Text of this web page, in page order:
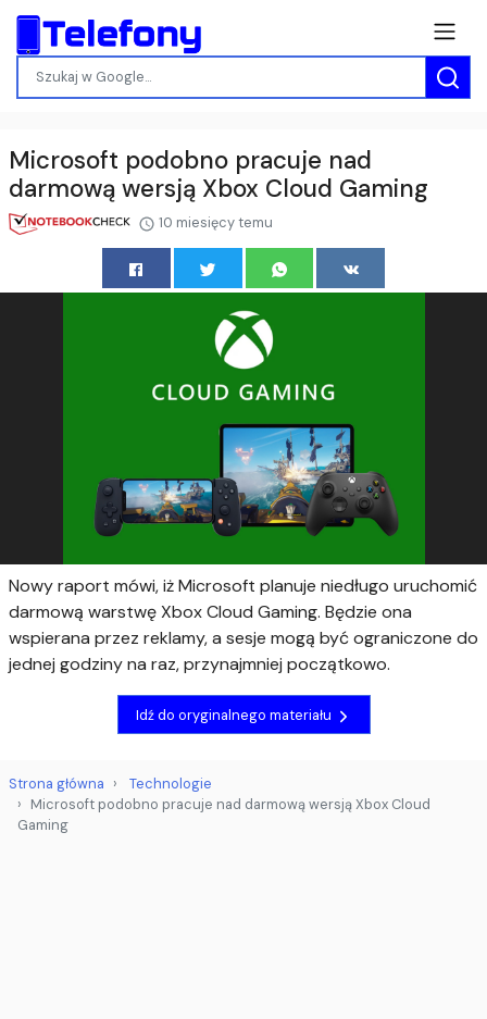
Microsoft podobno pracuje nad
darmową wersją Xbox Cloud Gaming
10 miesięcy temu
Nowy raport mówi, iż Microsoft planuje niedługo uruchomić
darmową warstwę Xbox Cloud Gaming. Będzie ona
wspierana przez reklamy, a sesje mogą być ograniczone do
jednej godziny na raz, przynajmniej początkowo.
Idź do oryginalnego materiału
Strona główna
Technologie
Microsoft podobno pracuje nad darmową wersją Xbox Cloud
Gaming